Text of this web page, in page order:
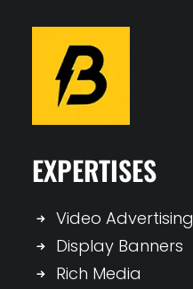
EXPERTISES
Video Advertising
Display Banners
Rich Media